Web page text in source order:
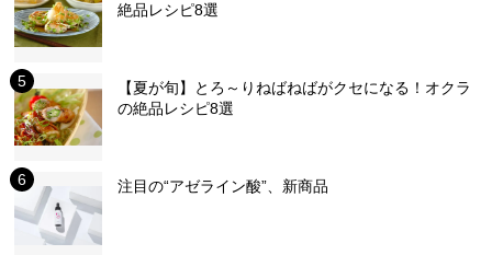
絶品レシピ8選
【夏が旬】とろ～りねばねばがクセになる！オクラ
の絶品レシピ8選
注目の“アゼライン酸”、新商品